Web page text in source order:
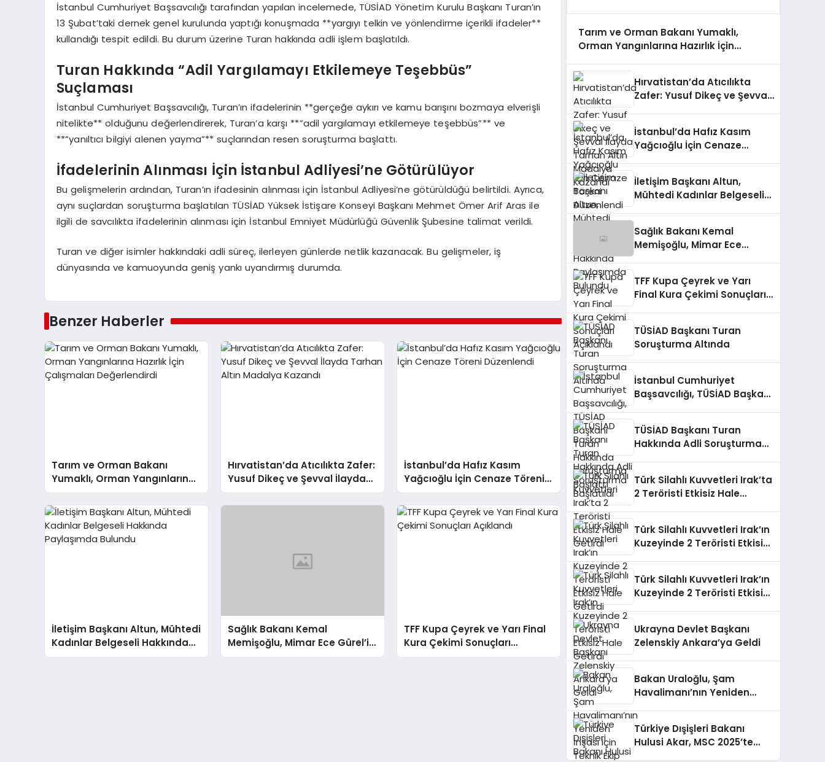
İstanbul Cumhuriyet Başsavcılığı tarafından yapılan incelemede, TÜSİAD Yönetim Kurulu Başkanı Turan’ın
13 Şubat’taki dernek genel kurulunda yaptığı konuşmada **yargıyı telkin ve yönlendirme içerikli ifadeler**
kullandığı tespit edildi. Bu durum üzerine Turan hakkında adli işlem başlatıldı.
Turan Hakkında “Adil Yargılamayı Etkilemeye Teşebbüs”
Suçlaması
İstanbul Cumhuriyet Başsavcılığı, Turan’ın ifadelerinin **gerçeğe aykırı ve kamu barışını bozmaya elverişli
nitelikte** olduğunu değerlendirerek, Turan’a karşı **”adil yargılamayı etkilemeye teşebbüs”** ve
**”yanıltıcı bilgiyi alenen yayma”** suçlarından resen soruşturma başlattı.
İfadelerinin Alınması İçin İstanbul Adliyesi’ne Götürülüyor
Bu gelişmelerin ardından, Turan’ın ifadesinin alınması için İstanbul Adliyesi’ne götürüldüğü belirtildi. Ayrıca,
aynı suçlardan soruşturma başlatılan TÜSİAD Yüksek İstişare Konseyi Başkanı Mehmet Ömer Arif Aras ile
ilgili de savcılıkta ifadelerinin alınması için İstanbul Emniyet Müdürlüğü Güvenlik Şubesine talimat verildi.
Turan ve diğer isimler hakkındaki adli süreç, ilerleyen günlerde netlik kazanacak. Bu gelişmeler, iş
dünyasında ve kamuoyunda geniş yankı uyandırmış durumda.
Benzer Haberler
Tarım ve Orman Bakanı
Yumaklı, Orman Yangınlarına
Hazırlık İçin Çalışmaları
Değerlendirdi
Hırvatistan’da Atıcılıkta Zafer:
Yusuf Dikeç ve Şevval İlayda
Tarhan Altın Madalya Kazandı
İstanbul’da Hafız Kasım
Yağcıoğlu İçin Cenaze Töreni
Düzenlendi
İletişim Başkanı Altun, Mühtedi
Kadınlar Belgeseli Hakkında
Paylaşımda Bulundu
Sağlık Bakanı Kemal
Memişoğlu, Mimar Ece Gürel’in
Kaybıyla İlgili Açıklamada
TFF Kupa Çeyrek ve Yarı Final
Kura Çekimi Sonuçları
Açıklandı
Tarım ve Orman Bakanı Yumaklı,
Orman Yangınlarına Hazırlık İçin
Hırvatistan’da Atıcılıkta
Zafer: Yusuf Dikeç ve Şevval
İstanbul’da Hafız Kasım
Yağcıoğlu İçin Cenaze
İletişim Başkanı Altun,
Mühtedi Kadınlar Belgeseli
Sağlık Bakanı Kemal
Memişoğlu, Mimar Ece
TFF Kupa Çeyrek ve Yarı
Final Kura Çekimi Sonuçları
TÜSİAD Başkanı Turan
Soruşturma Altında
İstanbul Cumhuriyet
Başsavcılığı, TÜSİAD Başkanı
TÜSİAD Başkanı Turan
Hakkında Adli Soruşturma
Türk Silahlı Kuvvetleri Irak’ta
2 Teröristi Etkisiz Hale
Türk Silahlı Kuvvetleri Irak’ın
Kuzeyinde 2 Teröristi Etkisiz
Türk Silahlı Kuvvetleri Irak’ın
Kuzeyinde 2 Teröristi Etkisiz
Ukrayna Devlet Başkanı
Zelenskiy Ankara’ya Geldi
Bakan Uraloğlu, Şam
Havalimanı’nın Yeniden
Türkiye Dışişleri Bakanı
Hulusi Akar, MSC 2025’te